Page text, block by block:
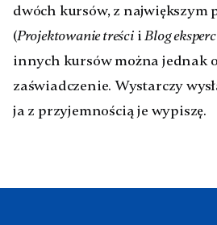
dwóch kursów, z największym
(Projektowanie treściiBlog
innych kursów można jednak
zaświadczenie. Wystarczy
ja z przyjemnością je wypiszę.